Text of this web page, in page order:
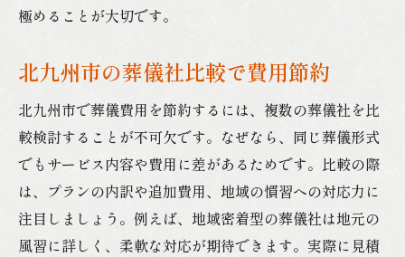
極めることが大切です。
北九州市の葬儀社比較で費用節約
北九州市で葬儀費用を節約するには、複数の葬儀社を比
較検討することが不可欠です。なぜなら、同じ葬儀形式
でもサービス内容や費用に差があるためです。比較の際
は、プランの内訳や追加費用、地域の慣習への対応力に
注目しましょう。例えば、地域密着型の葬儀社は地元の
風習に詳しく、柔軟な対応が期待できます。実際に見積